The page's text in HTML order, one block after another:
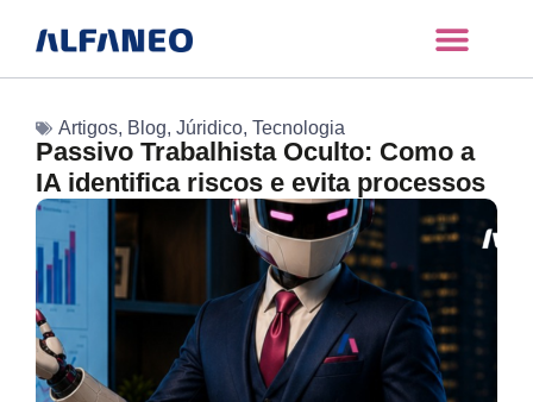
Artigos, Blog, Júridico, Tecnologia
Passivo Trabalhista Oculto: Como a
IA identifica riscos e evita processos